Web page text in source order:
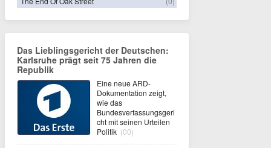
Das Lieblingsgericht der Deutschen:
Karlsruhe prägt seit 75 Jahren die
Republik
Eine neue ARD-
Dokumentation zeigt,
wie das
Bundesverfassungsgeri
cht mit seinen Urteilen
Politik (00)